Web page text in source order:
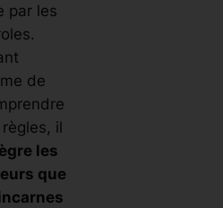
par les
de
il
les
que